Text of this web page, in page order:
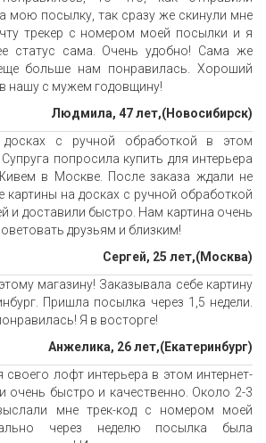
мою посылку, так сразу же скинули мне
трекер с номером моей посылки и я
статус сама. Очень удобно! Сама же
больше нам понравилась. Хороший
нашу с мужем годовщину!
Людмила, 47 лет,(Новосибирск)
досках с ручной обработкой в этом
попросила купить для интерьера
в Москве. После заказа ждали не
картины на досках с ручной обработкой
и доставили быстро. Нам картина очень
друзьям и близким!
Сергей, 25 лет,(Москва)
магазину! Заказывала себе картину
Пришла посылка через 1,5 недели.
Я в восторге!
Анжелика, 26 лет,(Екатеринбург)
своего лофт интерьера в этом интернет-
очень быстро и качественно. Около 2-3
мне трек-код с номером моей
через неделю посылка была